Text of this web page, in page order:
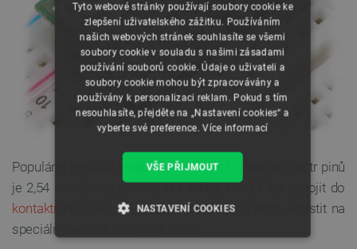
Populární proužky goldpin lze připájet k otvorům, rastr pinů
je 2,54 mm (sada je součástí sady). Modul lze zapojit do
kontaktního pole
, připojit pomocívodičů
nebo umístit na
speciální desku s plošnými spoji.
Tyto webové stránky používají soubory cookie ke
zlepšení uživatelského zážitku. Používáním
našich webových stránek souhlasíte se všemi
soubory cookie v souladu s našimi zásadami
používání souborů cookie. Údaje o uživateli a
soubory cookie mohou být zpracovávány a
používány k personalizaci reklam. Pokud s tím
nesouhlasíte, přejděte na „Nastavení cookies“ a
vyberte své preference.Více informací
VŠE PŘIJMOUT
NASTAVENÍ COOKIES